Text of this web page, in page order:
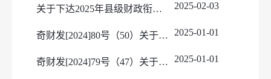
2021年预算及三公经费
2021年决算及三公经费
2022年预算及三公经费
关于下达2025年县级财政衔接推进乡村振兴补助资金预算的通知 2025-02-03
奇财发[2024]80号（50）关于提前下达2025年自治区财政衔接推进乡村振兴补助资金预算的通知 2025-01-01
奇财发[2024]79号（47）关于提前下达2025年中央财政衔接推进乡村振兴补助资金预算的通知 2025-01-01